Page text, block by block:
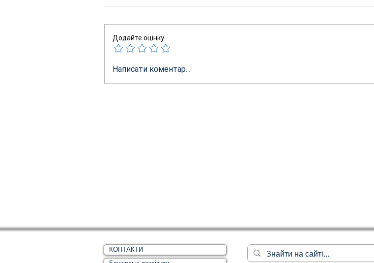
Додайте оцінку
Написати коментар...
КОНТАКТИ